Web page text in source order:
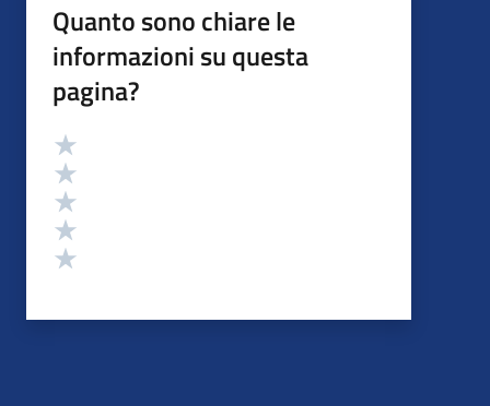
Quanto sono chiare le
informazioni su questa
pagina?
Valutazione